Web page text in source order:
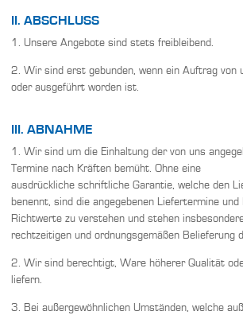
II. ABSCHLUSS
1. Unsere Angebote sind stets freibleibend.
2. Wir sind erst gebunden, wenn ein Auftrag
oder ausgeführt worden ist.
III. ABNAHME
1. Wir sind um die Einhaltung der von uns
Termine nach Kräften bemüht. Ohne eine
ausdrückliche schriftliche Garantie, welche den
benennt, sind die angegebenen Liefertermine
Richtwerte zu verstehen und stehen
rechtzeitigen und ordnungsgemäßen Belieferung
2. Wir sind berechtigt, Ware höherer Qualität
liefern.
3. Bei außergewöhnlichen Umständen, welche